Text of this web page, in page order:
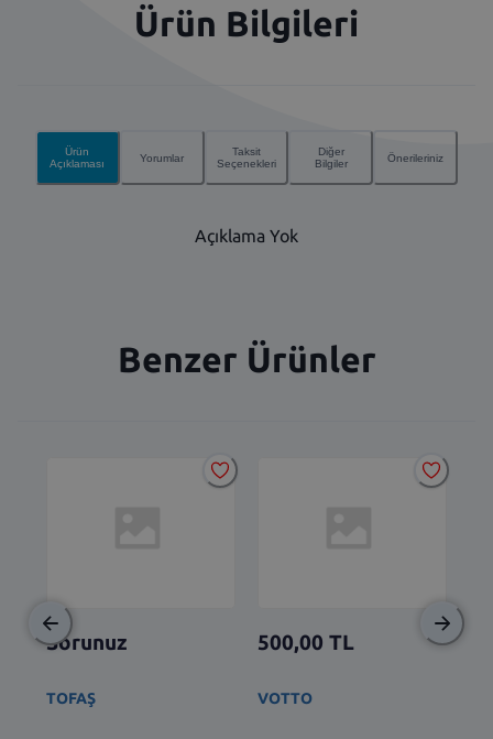
Ürün Bilgileri
Ürün
Açıklaması
Yorumlar
Taksit
Seçenekleri
Diğer
Bilgiler
Önerileriniz
Açıklama Yok
Benzer Ürünler
Sorunuz
TOFAŞ
500,00 TL
VOTTO